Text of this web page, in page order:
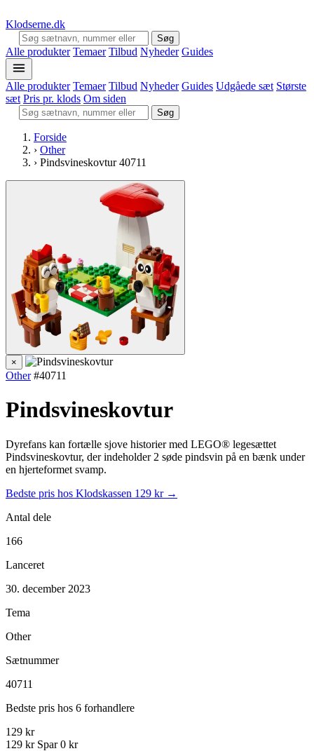
Klodserne.dk
Søg
Alle produkter Temaer Tilbud Nyheder Guides
Alle produkter Temaer Tilbud Nyheder Guides Udgåede sæt Største
sæt Pris pr. klods Om siden
Søg
Forside
› Other
› Pindsvineskovtur 40711
×
Other #40711
Pindsvineskovtur
Dyrefans kan fortælle sjove historier med LEGO® legesættet
Pindsvineskovtur, der indeholder 2 søde pindsvin på en bænk under
en hjerteformet svamp.
Bedste pris hos Klodskassen 129 kr →
Antal dele
166
Lanceret
30. december 2023
Tema
Other
Sætnummer
40711
Bedste pris hos 6 forhandlere
129 kr
129 kr Spar 0 kr